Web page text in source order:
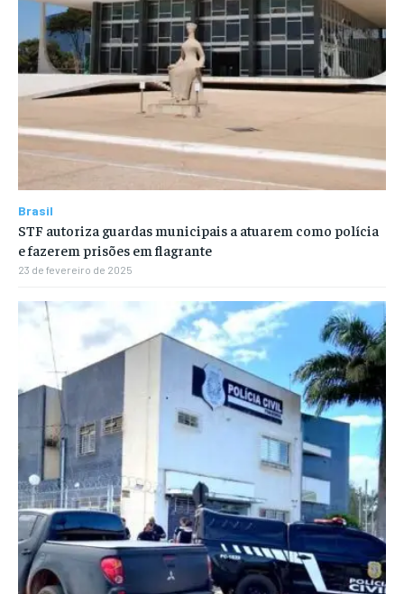
Brasil
STF autoriza guardas municipais a atuarem como polícia
e fazerem prisões em flagrante
23 de fevereiro de 2025